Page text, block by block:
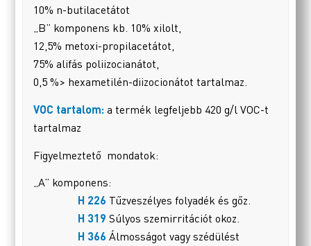
10% n-butilacetátot
„B” komponens kb. 10% xilolt,
12,5% metoxi-propilacetátot,
75% alifás poliizocianátot,
0,5 %> hexametilén-diizocionátot tartalmaz.
VOC tartalom:a termék legfeljebb 420 g/l VOC-t
tartalmaz
Figyelmeztető mondatok:
„A” komponens:
H 226 Tűzveszélyes folyadék és gőz.
H 319 Súlyos szemirritációt okoz.
H 366Álmosságot vagy szédülést